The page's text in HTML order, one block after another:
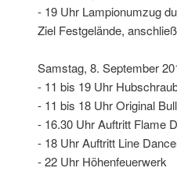
- 19 Uhr Lampionumzug
Ziel Festgelände,
Samstag, 8. September
- 11 bis 19 Uhr
- 11 bis 18 Uhr Original
- 16.30 Uhr Auftritt Flame
- 18 Uhr Auftritt Line
- 22 Uhr Höhenfeuerwerk